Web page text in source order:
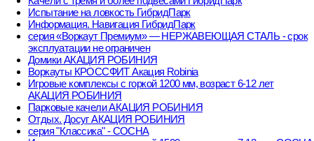
Испытание на ловкость ГибридПарк
Информация. Навигация ГибридПарк
серия «Воркаут Премиум» — НЕРЖАВЕЮЩАЯ СТАЛЬ - срок
эксплуатации не ограничен
Домики АКАЦИЯ РОБИНИЯ
Воркауты КРОССФИТ Акация Robinia
Игровые комплексы с горкой 1200 мм, возраст 6-12 лет
АКАЦИЯ РОБИНИЯ
Парковые качели АКАЦИЯ РОБИНИЯ
Отдых. Досуг АКАЦИЯ РОБИНИЯ
серия "Классика" - СОСНА